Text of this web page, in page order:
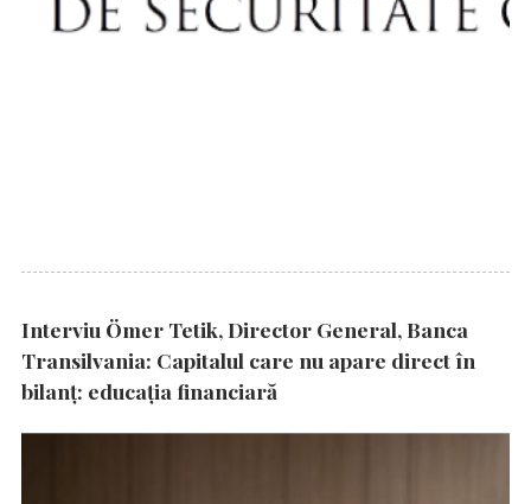
Interviu Ömer Tetik, Director General, Banca
Transilvania: Capitalul care nu apare direct în
bilanț: educația financiară